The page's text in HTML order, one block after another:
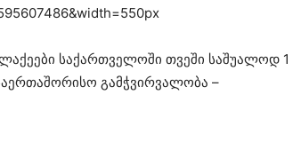
საქართველოში თვეში საშუალოდ 1
გამჭვირვალობა –